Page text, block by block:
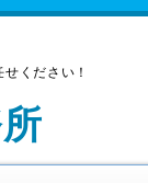
せください！